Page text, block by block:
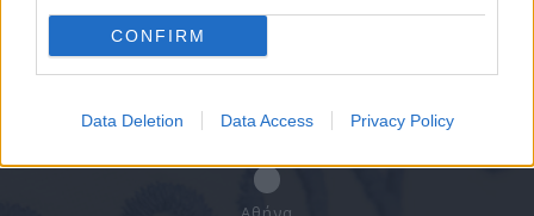
CONFIRM
Data Deletion Data Access Privacy Policy